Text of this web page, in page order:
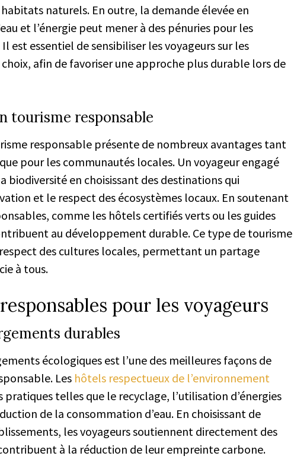
naturels. En outre, la demande élevée en
et l’énergie peut mener à des pénuries pour les
est essentiel de sensibiliser les voyageurs sur les
afin de favoriser une approche plus durable lors de
tourisme responsable
responsable présente de nombreux avantages tant
pour les communautés locales. Un voyageur engagé
biodiversité en choisissant des destinations qui
et le respect des écosystèmes locaux. En soutenant
comme les hôtels certifiés verts ou les guides
au développement durable. Ce type de tourisme
des cultures locales, permettant un partage
à tous.
pour les voyageurs
durables
écologiques est l’une des meilleures façons de
Les hôtels respectueux de l’environnement
pratiques telles que le recyclage, l’utilisation d’énergies
de la consommation d’eau. En choisissant de
les voyageurs soutiennent directement des
à la réduction de leur empreinte carbone.